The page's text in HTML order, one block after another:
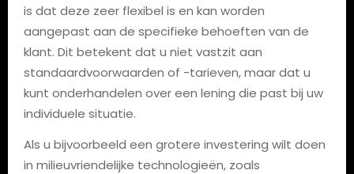
is dat deze zeer flexibel is en kan worden
aangepast aan de specifieke behoeften van de
klant. Dit betekent dat u niet vastzit aan
standaardvoorwaarden of -tarieven, maar dat u
kunt onderhandelen over een lening die past bij uw
individuele situatie.
Als u bijvoorbeeld een grotere investering wilt doen
in milieuvriendelijke technologieën, zoals